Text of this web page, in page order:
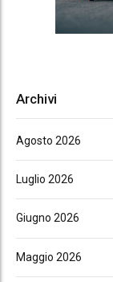
Archivi
Agosto 2026
Luglio 2026
Giugno 2026
Maggio 2026